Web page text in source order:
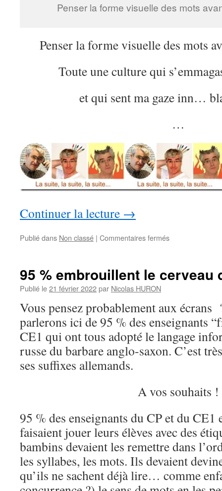
Penser la forme visuelle des mots
Penser la forme visuelle des mots
Toute une culture qui
et qui sent ma gaze inn…
…
Continuer la lecture →
Publié dans Non classé | Commentaires ferméssur
clés
réussite
95 % embrouillent le cerveau
Publié le21 février 2022par Nicolas HURON
Vous pensez probablement aux écrans
parlerons ici de 95 % des enseignants
CE1 qui ont tous adopté le langage
russe du barbare anglo-saxon. C’est
ses suffixes allemands.
A vos souhaits !
95 % des enseignants du CP et du CE1
faisaient jouer leurs élèves avec des
bambins devaient les remettre dans
les syllabes, les mots. Ils devaient
qu’ils ne sachent déjà lire… comme